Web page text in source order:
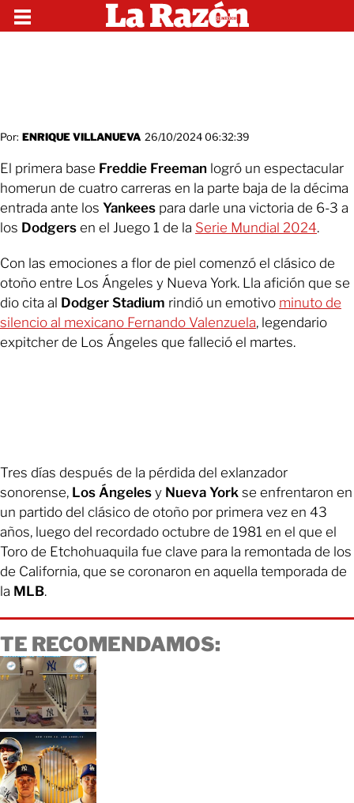
Por: ENRIQUE VILLANUEVA 26/10/2024 06:32:39
El primera base Freddie Freeman logró un espectacular
homerun de cuatro carreras en la parte baja de la décima
entrada ante los Yankees para darle una victoria de 6-3 a
los Dodgers en el Juego 1 de la Serie Mundial 2024.
Con las emociones a flor de piel comenzó el clásico de
otoño entre Los Ángeles y Nueva York. Lla afición que se
dio cita al Dodger Stadium rindió un emotivo minuto de
silencio al mexicano Fernando Valenzuela, legendario
expitcher de Los Ángeles que falleció el martes.
Tres días después de la pérdida del exlanzador
sonorense, Los Ángeles y Nueva York se enfrentaron en
un partido del clásico de otoño por primera vez en 43
años, luego del recordado octubre de 1981 en el que el
Toro de Etchohuaquila fue clave para la remontada de los
de California, que se coronaron en aquella temporada de
la MLB.
TE RECOMENDAMOS: